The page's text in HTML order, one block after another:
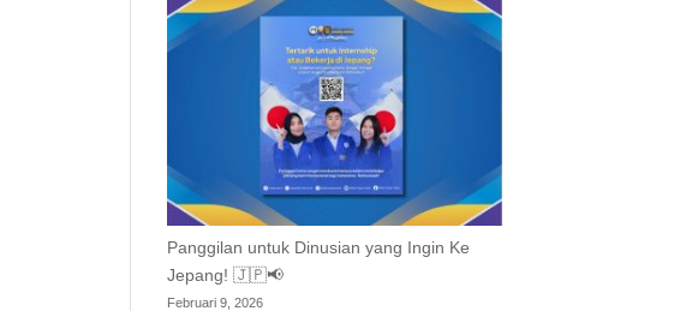
Panggilan untuk Dinusian yang Ingin Ke
Jepang! 🇯🇵📢
Februari 9, 2026